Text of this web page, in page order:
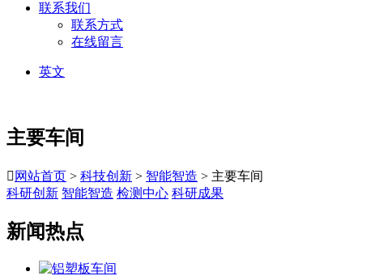
联系我们
联系方式
在线留言
英文
主要车间
 网站首页 > 科技创新 > 智能智造 > 主要车间
科研创新 智能智造 检测中心 科研成果
新闻热点